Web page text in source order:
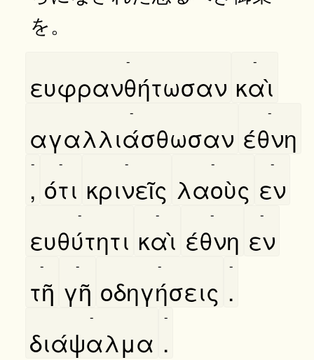
を。
ευφρανθήτωσαν
-
καὶ
-
αγαλλιάσθωσαν
-
έθνη
-
,
-
ότι
-
κρινεῖς
-
λαοὺς
-
εν
-
ευθύτητι
-
καὶ
-
έθνη
-
εν
-
τῆ
-
γῆ
-
οδηγήσεις
-
.
-
διάψαλμα
-
.
-